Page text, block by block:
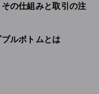
の仕組みと取引の注
ルボトムとは